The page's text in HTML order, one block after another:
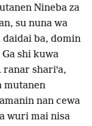
Nineba za
su nuna wa
daidai ba, domin
Ga shi kuwa
ranar shariꞌa,
mutanen
nan cewa
wuri mai nisa